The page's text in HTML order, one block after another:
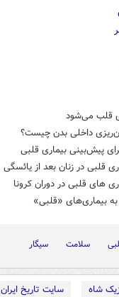
قلب می‌شود
داخلی بدن چیست؟
پیش‌بینی بیماری قلبی
قلبی در زنان بعد از یائسگی
های قلبی در دوران کرونا
به بیماری‌های «قلبی»
سلامت سیگار
شاه سایت تاریخ ایران